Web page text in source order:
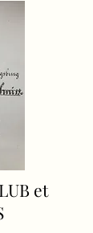
et